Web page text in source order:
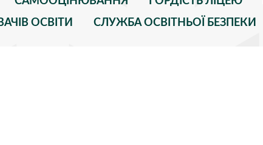
ОСВІТИ СЛУЖБА ОСВІТНЬОЇ БЕЗПЕКИ